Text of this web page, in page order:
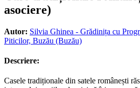
asociere)
Autor: Silvia Ghinea - Grădinița cu
Piticilor, Buzău (Buzău)
Descriere:
Casele tradiționale din satele românești